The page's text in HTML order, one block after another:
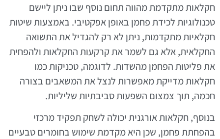
חקלאות מתקדמת מהווה תחום נוסף שבו ניתן ליישם
טכנולוגיות לכידת פחמן באופן אפקטיבי. באמצעות שיטות
חקלאיות מתקדמות, ניתן לא רק להגדיל את התשואה
החקלאית, אלא גם לשמר את קרקעות החקלאות ולהפחית
את פליטות הפחמן מהשדות. לדוגמה, טכניקות כמו
חקלאות מדייקת מאפשרות לנצל את המשאבים בצורה
חכמה, תוך צמצום השפעות סביבתיות שליליות.
בנוסף, חקלאות אורגנית יכולה לשחק תפקיד מרכזי
בהפחתת פחמן, שכן היא מקדמת שימוש בחומרים טבעיים